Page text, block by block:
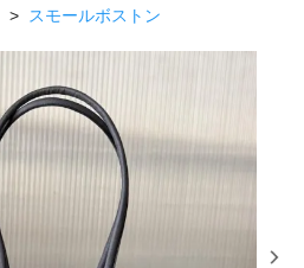
> スモールボストン